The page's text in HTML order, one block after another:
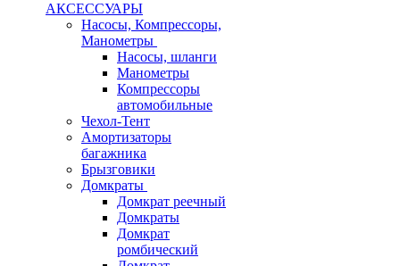
АКСЕССУАРЫ
Насосы, Компрессоры,
Манометры
Насосы, шланги
Манометры
Компрессоры
автомобильные
Чехол-Тент
Амортизаторы
багажника
Брызговики
Домкраты
Домкрат реечный
Домкраты
Домкрат
ромбический